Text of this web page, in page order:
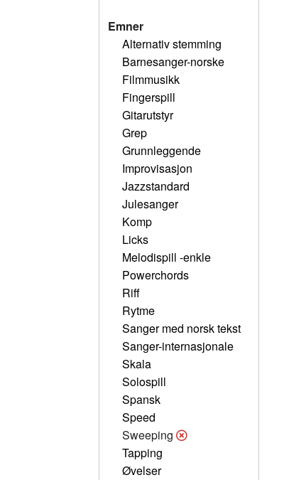
Emner
Alternativ stemming
Barnesanger-norske
Filmmusikk
Fingerspill
Gitarutstyr
Grep
Grunnleggende
Improvisasjon
Jazzstandard
Julesanger
Komp
Licks
Melodispill -enkle
Powerchords
Riff
Rytme
Sanger med norsk tekst
Sanger-internasjonale
Skala
Solospill
Spansk
Speed
Sweeping
Tapping
Øvelser